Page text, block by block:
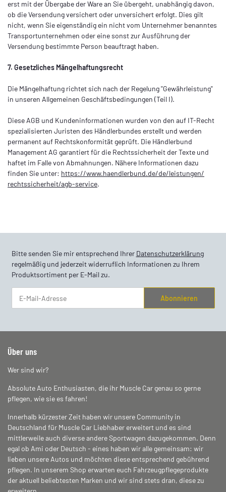
erst mit der Übergabe der Ware an Sie übergeht, unabhängig davon,
ob die Versendung versichert oder unversichert erfolgt. Dies gilt
nicht, wenn Sie eigenständig ein nicht vom Unternehmer benanntes
Transportunternehmen oder eine sonst zur Ausführung der
Versendung bestimmte Person beauftragt haben.
7. Gesetzliches Mängelhaftungsrecht
Die Mängelhaftung richtet sich nach der Regelung "Gewährleistung"
in unseren Allgemeinen Geschäftsbedingungen (Teil I).
Diese AGB und Kundeninformationen wurden von den auf IT-Recht
spezialisierten Juristen des Händlerbundes erstellt und werden
permanent auf Rechtskonformität geprüft. Die Händlerbund
Management AG garantiert für die Rechtssicherheit der Texte und
haftet im Falle von Abmahnungen. Nähere Informationen dazu
finden Sie unter: https://www.haendlerbund.de/de/leistungen/
rechtssicherheit/agb-service.
Bitte senden Sie mir entsprechend Ihrer Datenschutzerklärung
regelmäßig und jederzeit widerruflich Informationen zu Ihrem
Produktsortiment per E-Mail zu.
Abonnieren
Über uns
Wer sind wir?
Absolute Auto Enthusiasten, die ihr Muscle Car genau so gerne
pflegen, wie sie es fahren!
Innerhalb kürzester Zeit haben wir unsere Community in
Deutschland für Muscle Car Liebhaber erweitert und es sind
mittlerweile auch diverse andere Sportwagen dazugekommen. Denn
egal ob Ami oder Deutsch - eines haben wir alle gemeinsam: wir
lieben unsere Autos und möchten diese entsprechend gebührend
pflegen. In unserem Shop erwarten euch Fahrzeugpflegeprodukte
der aktuell beliebtesten Marken und wir sind stets dran, diese zu